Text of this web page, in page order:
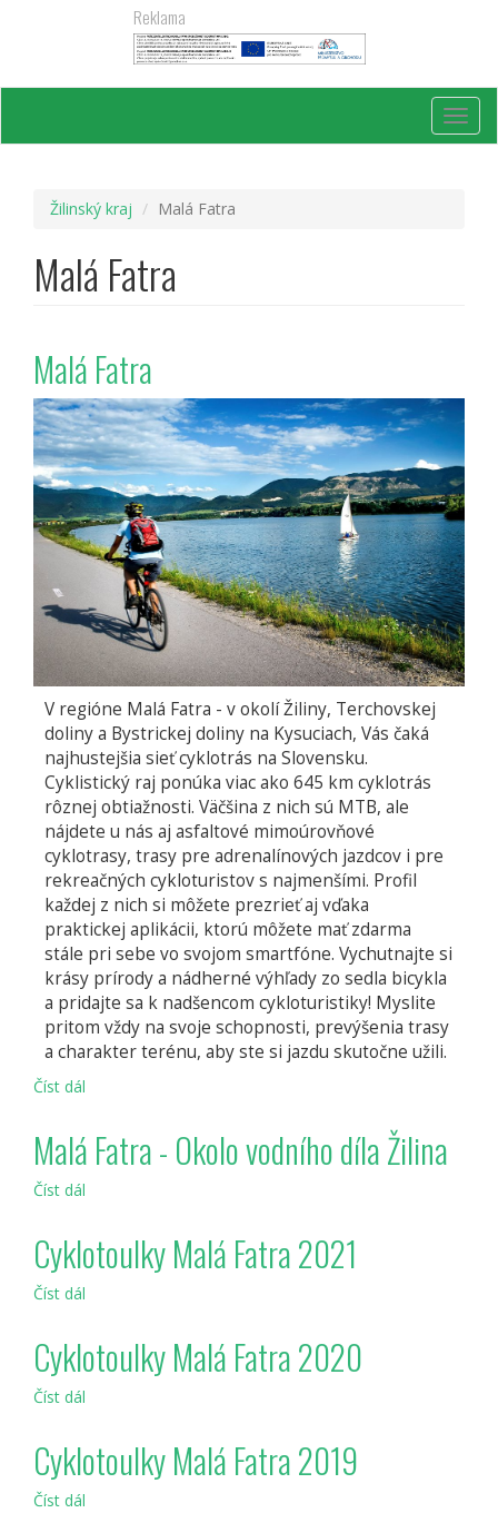
Reklama
Žilinský kraj Malá Fatra
Malá Fatra
Malá Fatra
V regióne Malá Fatra - v okolí Žiliny, Terchovskej
doliny a Bystrickej doliny na Kysuciach, Vás čaká
najhustejšia sieť cyklotrás na Slovensku.
Cyklistický raj ponúka viac ako 645 km cyklotrás
rôznej obtiažnosti. Väčšina z nich sú MTB, ale
nájdete u nás aj asfaltové mimoúrovňové
cyklotrasy, trasy pre adrenalínových jazdcov i pre
rekreačných cykloturistov s najmenšími. Profil
každej z nich si môžete prezrieť aj vďaka
praktickej aplikácii, ktorú môžete mať zdarma
stále pri sebe vo svojom smartfóne. Vychutnajte si
krásy prírody a nádherné výhľady zo sedla bicykla
a pridajte sa k nadšencom cykloturistiky! Myslite
pritom vždy na svoje schopnosti, prevýšenia trasy
a charakter terénu, aby ste si jazdu skutočne užili.
Číst dál
Malá Fatra - Okolo vodního díla Žilina
Číst dál
Okolo
Cyklotoulky Malá Fatra 2021
Číst dál
2021
Cyklotoulky Malá Fatra 2020
Číst dál
2020
Cyklotoulky Malá Fatra 2019
Číst dál